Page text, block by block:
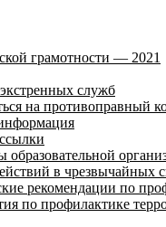
грамотности — 2021
служб
на противоправный
образовательной
в чрезвычайных
рекомендации по
по профилактике